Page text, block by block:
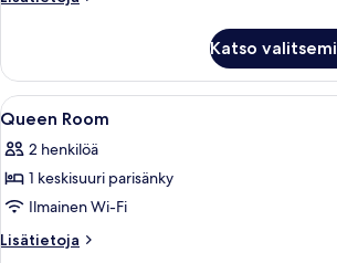
Katso
Avaa
kaikki
huonetyypin
Queen
Room
kuvat
1
Queen Room
2 henkilöä
1 keskisuuri parisänky
Ilmainen Wi-Fi
Lisätietoja
Lisätietoja